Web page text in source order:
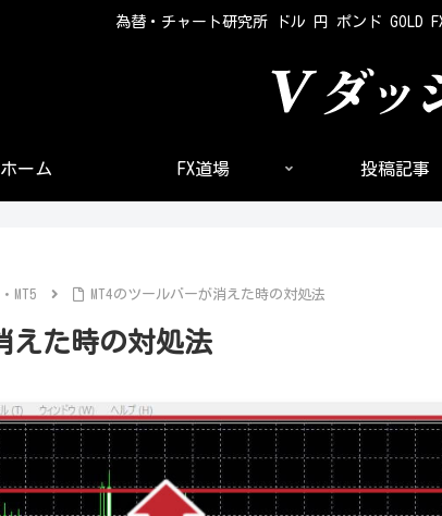
為替・チャート研究所 ドル 円 ポンド GOLD
ホーム FX道場 投稿記事
MT5 MT4のツールバーが消えた時の対処法
えた時の対処法